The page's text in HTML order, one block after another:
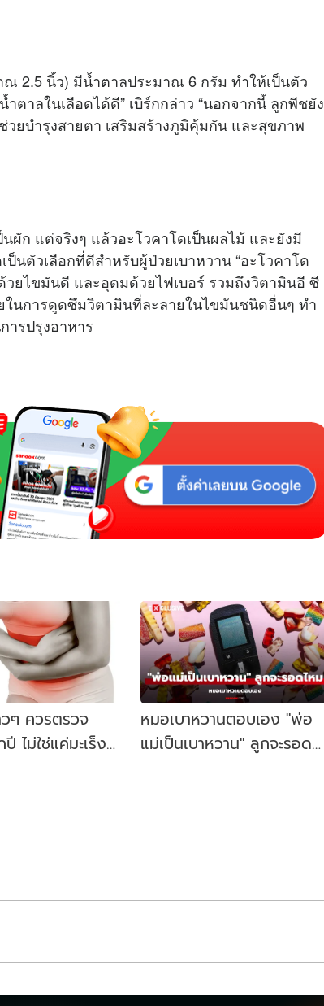
2.5 นิ้ว) มีน้ำตาลประมาณ 6 กรัม ทำให้เป็นตัว
าลในเลือดได้ดี” เบิร์กกล่าว “นอกจากนี้ ลูกพีชยัง
ยบำรุงสายตา เสริมสร้างภูมิคุ้มกัน และสุขภาพ
ผัก แต่จริงๆ แล้วอะโวคาโดเป็นผลไม้ และยังมี
นตัวเลือกที่ดีสำหรับผู้ป่วยเบาหวาน “อะโวคาโด
ยไขมันดี และอุดมด้วยไฟเบอร์ รวมถึงวิตามินอี ซี
ในการดูดซึมวิตามินที่ละลายในไขมันชนิดอื่นๆ ทำ
ารปรุงอาหาร
ๆ ควรตรวจ
ไม่ใช่แค่มะเร็ง
หมอเบาหวานตอบเอง "พ่อ
แม่เป็นเบาหวาน" ลูกจะรอด